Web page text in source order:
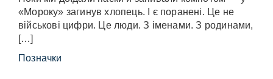
«Мороку» загинув хлопець. І є поранені. Це не
військові цифри. Це люди. З іменами. З родинами,
[…]
Позначки